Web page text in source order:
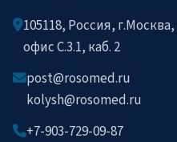
105118, Россия,
офис C.3.1, каб. 2
post@rosomed.ru
kolysh@rosomed.ru
+7-903-729-09-87